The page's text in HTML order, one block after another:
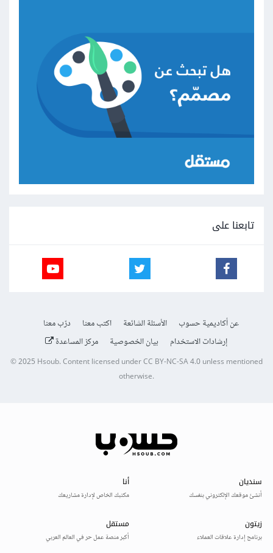
تابعنا على
عن أكاديمية حسوب الأسئلة الشائعة اكتب معنا
درّب معنا
إرشادات الاستخدام
بيان الخصوصية مركز المساعدة
© 2025Hsoub.Content licensed underCC BY-NC-SA 4.0unless mentioned
otherwise.